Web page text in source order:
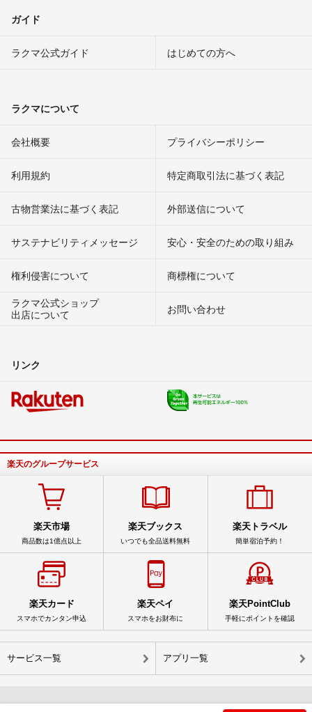
ガイド
ラクマ公式ガイド はじめての方へ
ラクマについて
会社概要 プライバシーポリシー
利用規約 特定商取引法に基づく表記
古物営業法に基づく表記 外部送信について
サステナビリティメッセージ 安心・安全のための取り組み
権利侵害について
商標権について
ラクマ公式ショップ
出店について
お問い合わせ
リンク
楽天のグループサービス
楽天市場
商品数は1億点以上
楽天ブックス
いつでも全品送料無料
楽天トラベル
簡単宿泊予約！
楽天カード
スマホでカンタン申込
楽天ペイ
スマホをお財布に
楽天PointClub
手軽にポイントを確認
サービス一覧 アプリ一覧